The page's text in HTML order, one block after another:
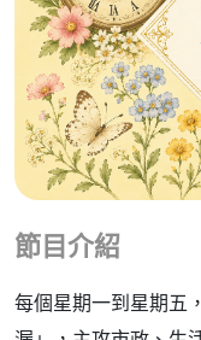
節目介紹
每個星期一到星期五